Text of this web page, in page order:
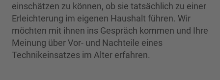
einschätzen zu können, ob sie tatsächlich zu einer
Erleichterung im eigenen Haushalt führen. Wir
möchten mit ihnen ins Gespräch kommen und Ihre
Meinung über Vor- und Nachteile eines
Technikeinsatzes im Alter erfahren.